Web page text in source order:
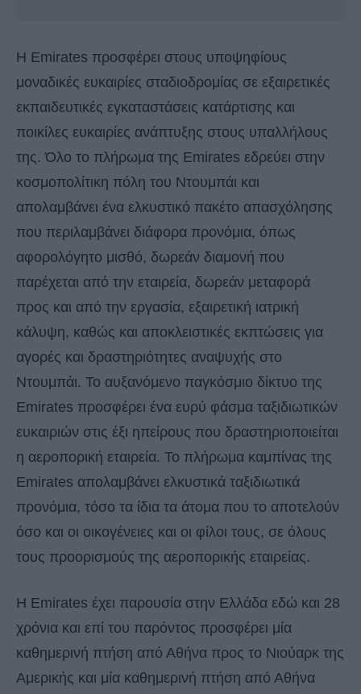
Η Emirates προσφέρει στους υποψηφίους
μοναδικές ευκαιρίες σταδιοδρομίας σε εξαιρετικές
εκπαιδευτικές εγκαταστάσεις κατάρτισης και
ποικίλες ευκαιρίες ανάπτυξης στους υπαλλήλους
της. Όλο το πλήρωμα της Emirates εδρεύει στην
κοσμοπολίτικη πόλη του Ντουμπάι και
απολαμβάνει ένα ελκυστικό πακέτο απασχόλησης
που περιλαμβάνει διάφορα προνόμια, όπως
αφορολόγητο μισθό, δωρεάν διαμονή που
παρέχεται από την εταιρεία, δωρεάν μεταφορά
προς και από την εργασία, εξαιρετική ιατρική
κάλυψη, καθώς και αποκλειστικές εκπτώσεις για
αγορές και δραστηριότητες αναψυχής στο
Ντουμπάι. Το αυξανόμενο παγκόσμιο δίκτυο της
Emirates προσφέρει ένα ευρύ φάσμα ταξιδιωτικών
ευκαιριών στις έξι ηπείρους που δραστηριοποιείται
η αεροπορική εταιρεία. Το πλήρωμα καμπίνας της
Emirates απολαμβάνει ελκυστικά ταξιδιωτικά
προνόμια, τόσο τα ίδια τα άτομα που το αποτελούν
όσο και οι οικογένειες και οι φίλοι τους, σε όλους
τους προορισμούς της αεροπορικής εταιρείας.
Η Emirates έχει παρουσία στην Ελλάδα εδώ και 28
χρόνια και επί του παρόντος προσφέρει μία
καθημερινή πτήση από Αθήνα προς το Νιούαρκ της
Αμερικής και μία καθημερινή πτήση από Αθήνα